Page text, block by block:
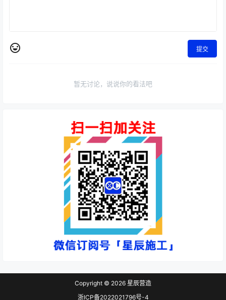
提交
暂无讨论，说说你的看法吧
Copyright © 2026 星辰营造
浙ICP备2022021796号-4